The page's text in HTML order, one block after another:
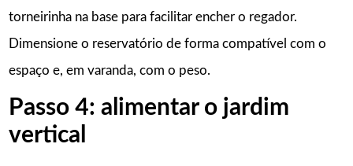
torneirinha na base para facilitar encher o regador.
Dimensione o reservatório de forma compatível com o
espaço e, em varanda, com o peso.
Passo 4: alimentar o jardim
vertical